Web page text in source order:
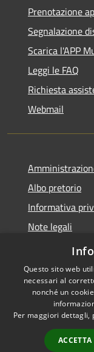
Prenotazione
Segnalazione
Scarica l'APP
Leggi le FAQ
Richiesta
Webmail
Albo pretorio
Informativa
Note legali
Dichiarazione
Accessibilità
Questo sito web
necessari al
nonché un
Per maggiori dettagli,